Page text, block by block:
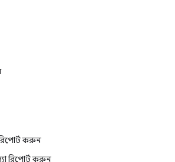
করুন
রিপোর্ট করুন